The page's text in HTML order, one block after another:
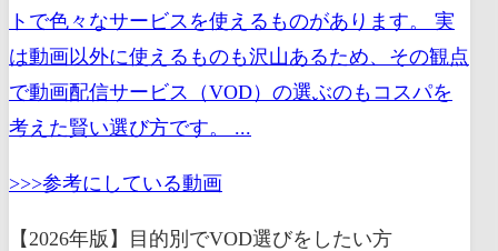
トで色々なサービスを使えるものがあります。 実
は動画以外に使えるものも沢山あるため、その観点
で動画配信サービス（VOD）の選ぶのもコスパを
考えた賢い選び方です。 ...
>>>参考にしている動画
【2026年版】目的別でVOD選びをしたい方